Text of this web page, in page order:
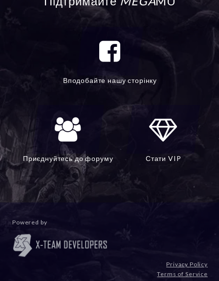
Вподобайте нашу сторінку
Приєднуйтесь до форуму Стати VIP
Powered by
Privacy Policy
Terms of Service